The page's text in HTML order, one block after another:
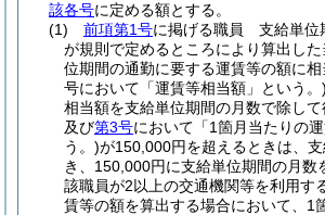
該各号に定める額とする。
(1)
前項第1号に掲げる職員 支給単位
が規則で定めるところにより算出し
位期間の通勤に要する運賃等の額に
号において「運賃等相当額」という。)
相当額を支給単位期間の月数で除し
及び第3号において「1箇月当たりの
う。)が150,000円を超えるときは、
き、150,000円に支給単位期間の月数
該職員が2以上の交通機関等を利用す
賃等の額を算出する場合において、1